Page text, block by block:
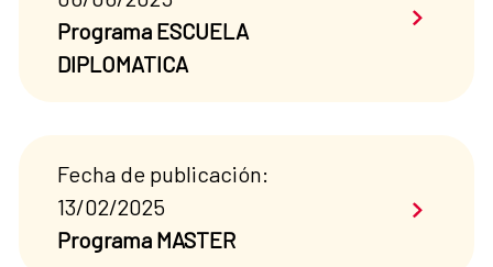
Programa ESCUELA
DIPLOMATICA
Saber
Fecha de publicación:
13/02/2025
Programa MASTER
Saber